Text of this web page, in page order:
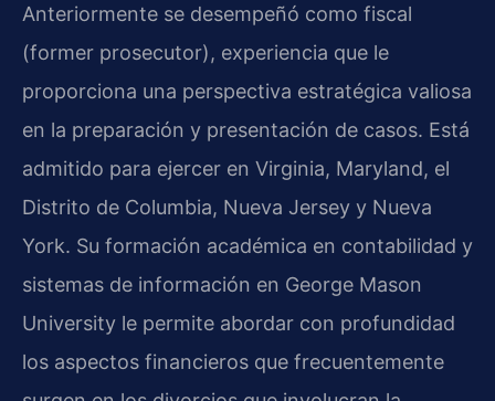
Anteriormente se desempeñó como fiscal
(former prosecutor), experiencia que le
proporciona una perspectiva estratégica valiosa
en la preparación y presentación de casos. Está
admitido para ejercer en Virginia, Maryland, el
Distrito de Columbia, Nueva Jersey y Nueva
York. Su formación académica en contabilidad y
sistemas de información en George Mason
University le permite abordar con profundidad
los aspectos financieros que frecuentemente